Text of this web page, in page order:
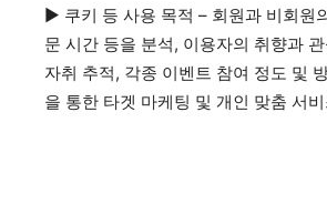
▶ 쿠키 등 사용 목적 – 회원과 비회원
문 시간 등을 분석, 이용자의 취향과
자취 추적, 각종 이벤트 참여 정도 및
을 통한 타겟 마케팅 및 개인 맞춤 서